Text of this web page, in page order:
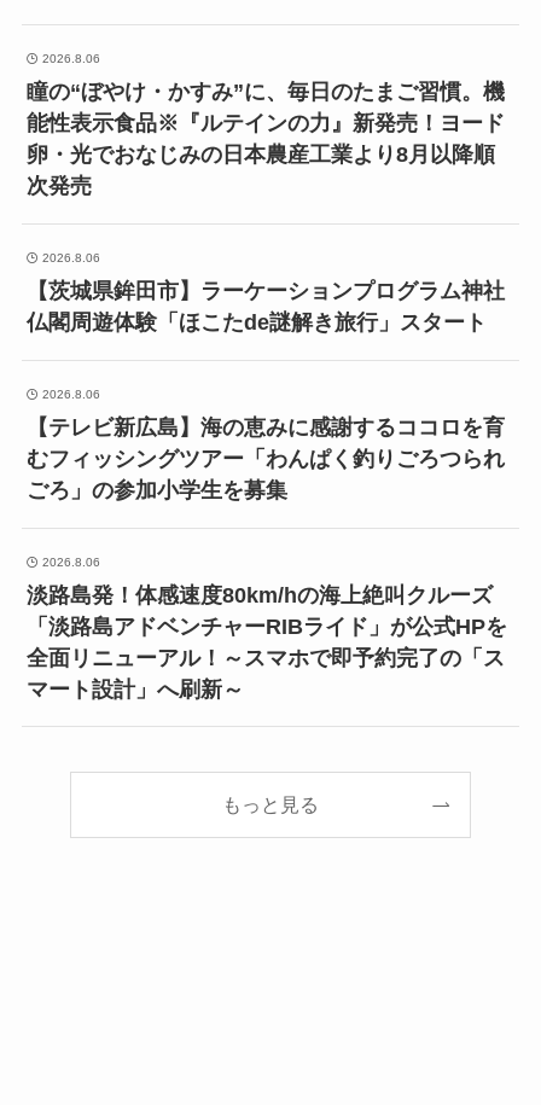
2026.8.06
瞳の“ぼやけ・かすみ”に、毎日のたまご習慣。機
能性表示食品※『ルテインの力』新発売！ヨード
卵・光でおなじみの日本農産工業より8月以降順
次発売
2026.8.06
【茨城県鉾田市】ラーケーションプログラム神社
仏閣周遊体験「ほこたde謎解き旅行」スタート
2026.8.06
【テレビ新広島】海の恵みに感謝するココロを育
むフィッシングツアー「わんぱく釣りごろつられ
ごろ」の参加小学生を募集
2026.8.06
淡路島発！体感速度80km/hの海上絶叫クルーズ
「淡路島アドベンチャーRIBライド」が公式HPを
全面リニューアル！～スマホで即予約完了の「ス
マート設計」へ刷新～
もっと見る